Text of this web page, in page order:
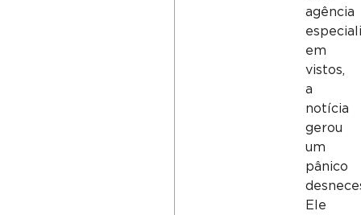
agência
em
vistos,
a
notícia
gerou
um
pânico
Ele